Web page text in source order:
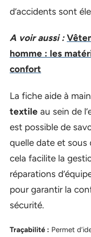
d’accidents sont
A voir aussi :
homme : les
confort
La fiche aide à
textile au sein de
est possible de
quelle date et sous
cela facilite la
réparations
pour garantir la
sécurité.
Traçabilité : Permet